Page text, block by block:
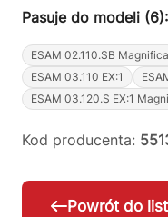
Pasuje do modeli (6):
ESAM 02.110.SB Magnifica
ESAM 03.110 EX:1
ESAM 03.120.S EX:1
Kod producenta:
Powrót do